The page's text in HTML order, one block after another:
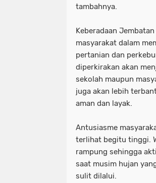
tambahnya.
Keberadaan
masyarakat dalam
pertanian dan
diperkirakan akan
sekolah maupun
juga akan lebih
aman dan layak.
Antusiasme
terlihat begitu tinggi.
rampung sehingga
saat musim hujan
sulit dilalui.